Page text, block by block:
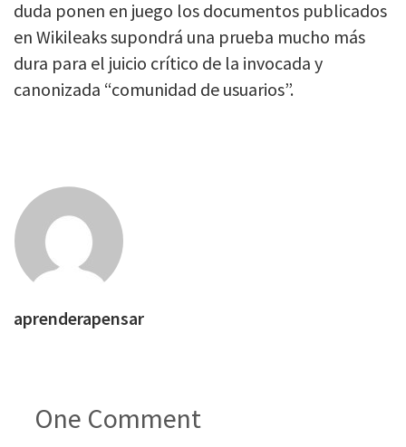
duda ponen en juego los documentos publicados
en Wikileaks supondrá una prueba mucho más
dura para el juicio crítico de la invocada y
canonizada “comunidad de usuarios”.
aprenderapensar
One Comment